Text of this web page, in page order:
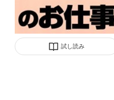
試し読み